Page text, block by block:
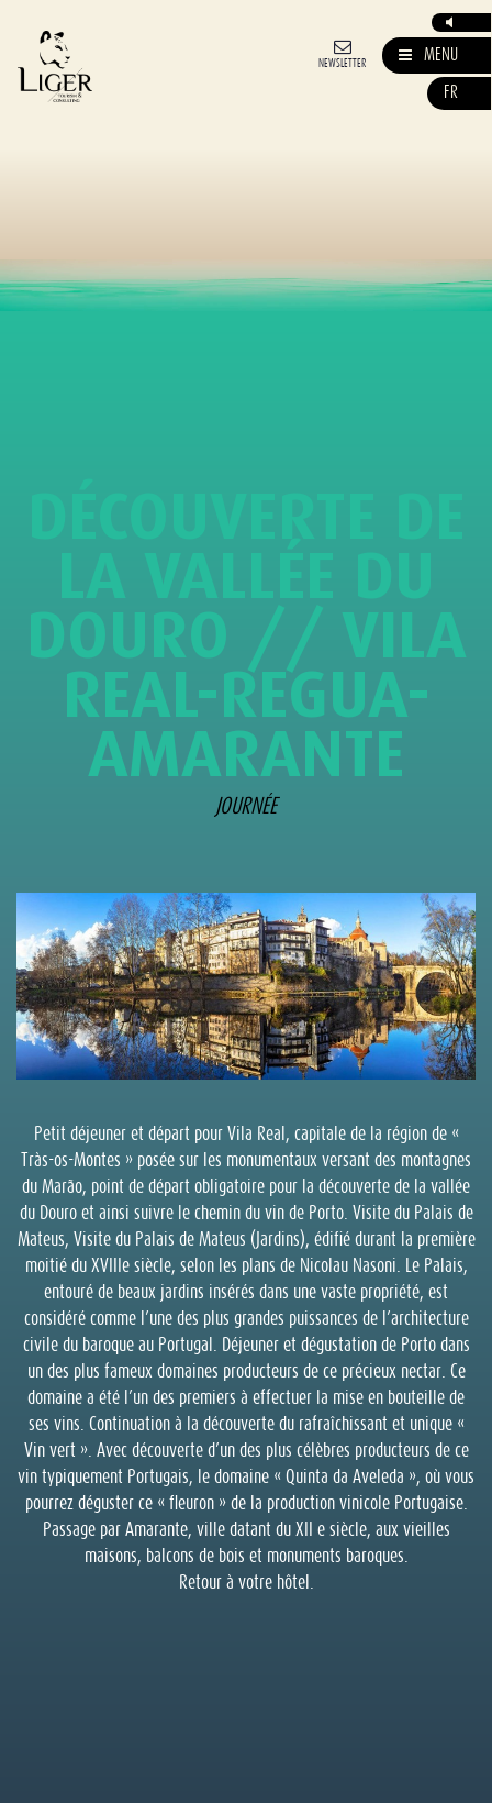
NEWSLETTER
MENU
FR
LA VALLÉE DU
DOURO // VILA
REAL-REGUA-
AMARANTE
JOURNÉE
Petit déjeuner et départ pour Vila Real, capitale de la région de «
Tràs-os-Montes » posée sur les monumentaux versant des montagnes
du Marão, point de départ obligatoire pour la découverte de la vallée
du Douro et ainsi suivre le chemin du vin de Porto. Visite du Palais de
Mateus, Visite du Palais de Mateus (Jardins), édifié durant la première
moitié du XVIIIe siècle, selon les plans de Nicolau Nasoni. Le Palais,
entouré de beaux jardins insérés dans une vaste propriété, est
considéré comme l’une des plus grandes puissances de l’architecture
civile du baroque au Portugal. Déjeuner et dégustation de Porto dans
un des plus fameux domaines producteurs de ce précieux nectar. Ce
domaine a été l’un des premiers à effectuer la mise en bouteille de
ses vins. Continuation à la découverte du rafraîchissant et unique «
Vin vert ». Avec découverte d’un des plus célèbres producteurs de ce
vin typiquement Portugais, le domaine « Quinta da Aveleda », où vous
pourrez déguster ce « fleuron » de la production vinicole Portugaise.
Passage par Amarante, ville datant du XII e siècle, aux vieilles
maisons, balcons de bois et monuments baroques.
Retour à votre hôtel.